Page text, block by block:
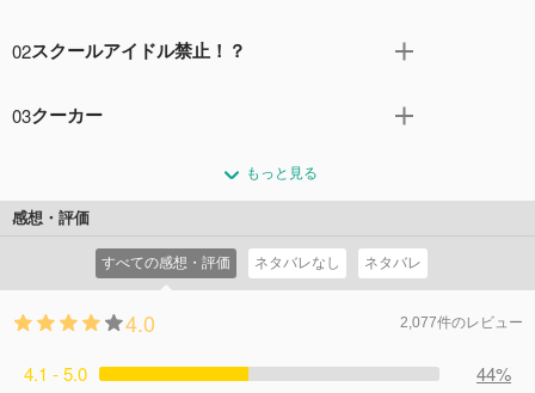
新設校、「結ヶ丘女子高等学校」の音楽科を受験した、澁
入学した。そんなかのんの目の前に突然、上海から来た少
学した彼女は、かのんと一緒にスクールアイドルを始めた
手伝うことになった。
02スクールアイドル禁止！？
んは、スクールアイドルになることを決心する。しかし音
と、部の申請書すら受け取ってくれない。かのんは恋の弱
点を握ろうと、音楽科の生徒であり幼馴染の嵐千砂都に協
力してもらい情報を集める。しかし弱点どころか、恋を頼
りにしている生徒は多い。そんな時、かのん達は急遽、理
事長に呼び出され――。
03クーカー
ルアイドルフェスで１位を取らなければならない。千砂都
と可可は、人前で歌えないかのんが歌えるようになるよ
可は、今回のライブは自分一人で歌うから、一緒にステー
ジに立ってと、笑顔で励ます。そんな中、かのんたちが出
るイベントに、全国屈指の強豪グループ「サニーパッショ
コメント3件拍手10回
もっと見る
感想・評価
すべての感想・評価 ネタバレなし ネタバレ
4.0 2,077件のレビュー
4.1 - 5.0
44%